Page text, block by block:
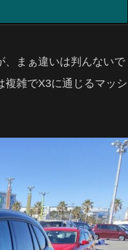
、まぁ違いは判んないで
複雑でX3に通じるマッシ